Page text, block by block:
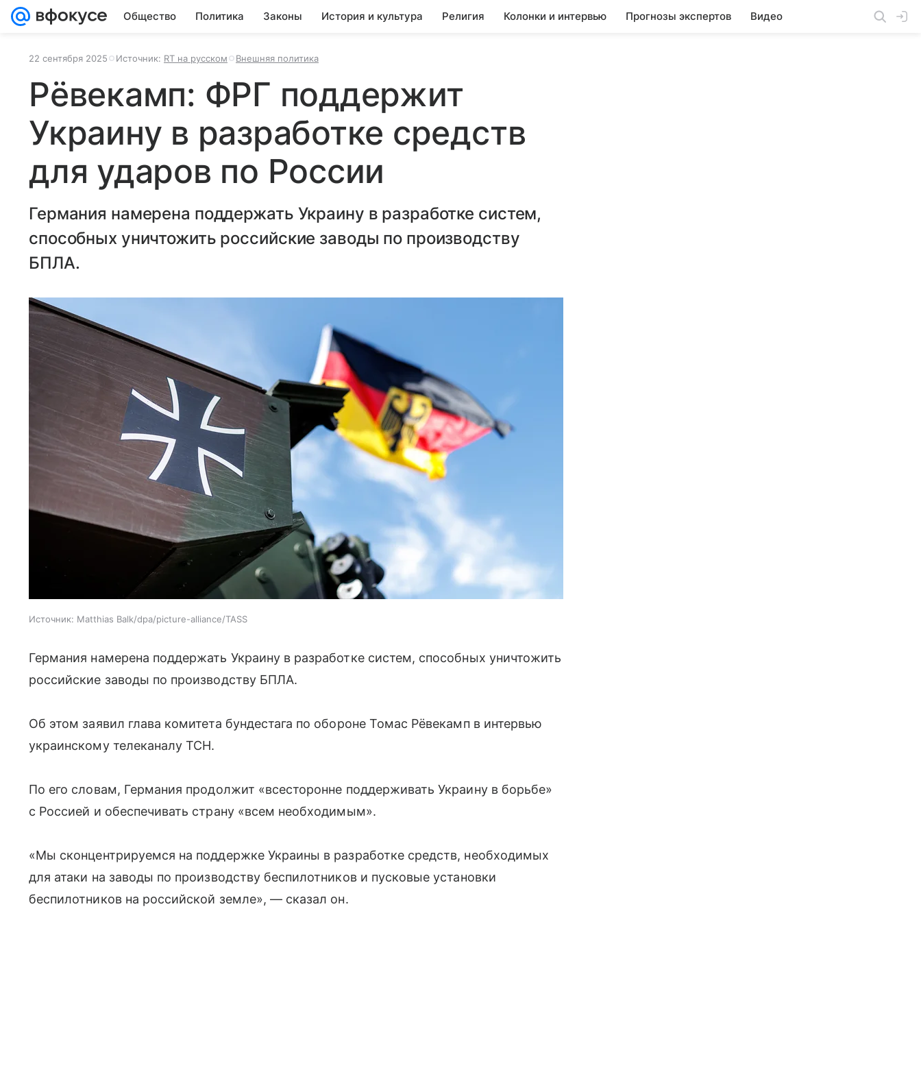
Общество Политика Законы История и культура Религия Колонки и интервью Прогнозы экспертов Видео
22 сентября 2025 Источник: RT на русском Внешняя политика
Рёвекамп: ФРГ поддержит
Украину в разработке средств
для ударов по России
Германия намерена поддержать Украину в разработке систем,
способных уничтожить российские заводы по производству
БПЛА.
Источник: Matthias Balk/dpa/picture-alliance/TASS
Германия намерена поддержать Украину в разработке систем, способных уничтожить
российские заводы по производству БПЛА.
Об этом заявил глава комитета бундестага по обороне Томас Рёвекамп в интервью
украинскому телеканалу ТСН.
По его словам, Германия продолжит «всесторонне поддерживать Украину в борьбе»
с Россией и обеспечивать страну «всем необходимым».
«Мы сконцентрируемся на поддержке Украины в разработке средств, необходимых
для атаки на заводы по производству беспилотников и пусковые установки
беспилотников на российской земле», — сказал он.